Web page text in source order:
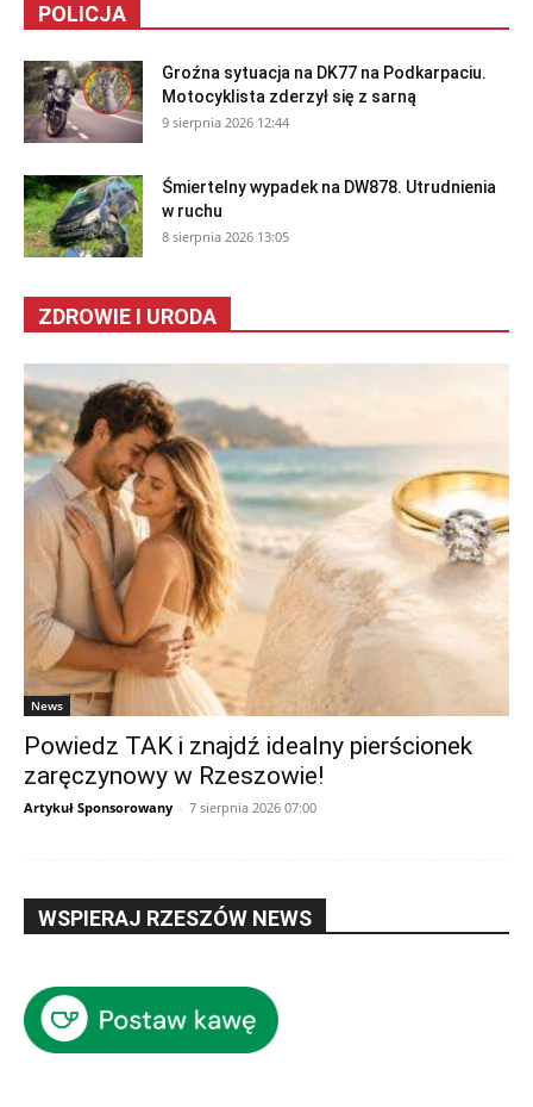
POLICJA
Groźna sytuacja na DK77 na Podkarpaciu.
Motocyklista zderzył się z sarną
9 sierpnia 2026 12:44
Śmiertelny wypadek na DW878. Utrudnienia
w ruchu
8 sierpnia 2026 13:05
ZDROWIE I URODA
News
Powiedz TAK i znajdź idealny pierścionek
zaręczynowy w Rzeszowie!
Artykuł Sponsorowany - 7 sierpnia 2026 07:00
WSPIERAJ RZESZÓW NEWS